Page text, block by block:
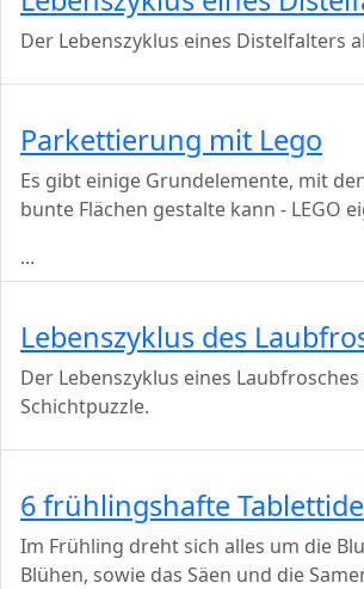
Der Lebenszyklus eines Distelfalters
Parkettierung mit Lego
Es gibt einige Grundelemente, mit
bunte Flächen gestalte kann - LEGO
...
Lebenszyklus des
Der Lebenszyklus eines Laubfrosches
Schichtpuzzle.
6 frühlingshafte
Im Frühling dreht sich alles um die
Blühen, sowie das Säen und die